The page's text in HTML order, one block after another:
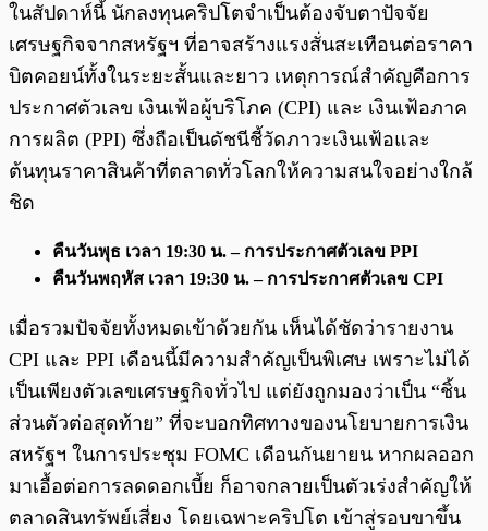
ในสัปดาห์นี้ นักลงทุนคริปโตจำเป็นต้องจับตาปัจจัย
เศรษฐกิจจากสหรัฐฯ ที่อาจสร้างแรงสั่นสะเทือนต่อราคา
บิตคอยน์ทั้งในระยะสั้นและยาว เหตุการณ์สำคัญคือการ
ประกาศตัวเลข เงินเฟ้อผู้บริโภค (CPI) และ เงินเฟ้อภาค
การผลิต (PPI) ซึ่งถือเป็นดัชนีชี้วัดภาวะเงินเฟ้อและ
ต้นทุนราคาสินค้าที่ตลาดทั่วโลกให้ความสนใจอย่างใกล้
ชิด
คืนวันพุธ เวลา 19:30 น. – การประกาศตัวเลข PPI
คืนวันพฤหัส เวลา 19:30 น. – การประกาศตัวเลข CPI
เมื่อรวมปัจจัยทั้งหมดเข้าด้วยกัน เห็นได้ชัดว่ารายงาน
CPI และ PPI เดือนนี้มีความสำคัญเป็นพิเศษ เพราะไม่ได้
เป็นเพียงตัวเลขเศรษฐกิจทั่วไป แต่ยังถูกมองว่าเป็น “ชิ้น
ส่วนตัวต่อสุดท้าย” ที่จะบอกทิศทางของนโยบายการเงิน
สหรัฐฯ ในการประชุม FOMC เดือนกันยายน หากผลออก
มาเอื้อต่อการลดดอกเบี้ย ก็อาจกลายเป็นตัวเร่งสำคัญให้
ตลาดสินทรัพย์เสี่ยง โดยเฉพาะคริปโต เข้าสู่รอบขาขึ้น